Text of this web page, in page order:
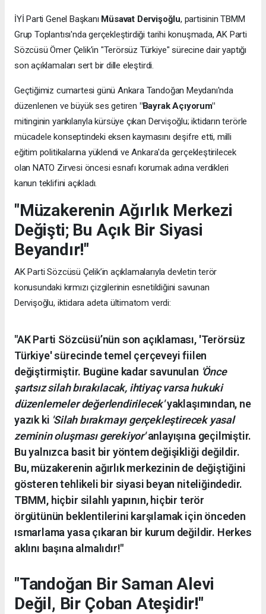
İYİ Parti Genel Başkanı Müsavat Dervişoğlu, partisinin TBMM
Grup Toplantısı'nda gerçekleştirdiği tarihi konuşmada, AK Parti
Sözcüsü Ömer Çelik'in "Terörsüz Türkiye" sürecine dair yaptığı
son açıklamaları sert bir dille eleştirdi.
Geçtiğimiz cumartesi günü Ankara Tandoğan Meydanı'nda
düzenlenen ve büyük ses getiren "Bayrak Açıyorum"
mitinginin yankılarıyla kürsüye çıkan Dervişoğlu; iktidarın terörle
mücadele konseptindeki eksen kaymasını deşifre etti, milli
eğitim politikalarına yüklendi ve Ankara'da gerçekleştirilecek
olan NATO Zirvesi öncesi esnafı korumak adına verdikleri
kanun teklifini açıkladı.
"Müzakerenin Ağırlık Merkezi
Değişti; Bu Açık Bir Siyasi
Beyandır!"
AK Parti Sözcüsü Çelik’in açıklamalarıyla devletin terör
konusundaki kırmızı çizgilerinin esnetildiğini savunan
Dervişoğlu, iktidara adeta ültimatom verdi:
"AK Parti Sözcüsü’nün son açıklaması, 'Terörsüz
Türkiye' sürecinde temel çerçeveyi fiilen
değiştirmiştir. Bugüne kadar savunulan 'Önce
şartsız silah bırakılacak, ihtiyaç varsa hukuki
düzenlemeler değerlendirilecek'yaklaşımından, ne
yazık ki 'Silah bırakmayı gerçekleştirecek yasal
zeminin oluşması gerekiyor'anlayışına geçilmiştir.
Bu yalnızca basit bir yöntem değişikliği değildir.
Bu, müzakerenin ağırlık merkezinin de değiştiğini
gösteren tehlikeli bir siyasi beyan niteliğindedir.
TBMM, hiçbir silahlı yapının, hiçbir terör
örgütünün beklentilerini karşılamak için önceden
ısmarlama yasa çıkaran bir kurum değildir. Herkes
aklını başına almalıdır!"
"Tandoğan Bir Saman Alevi
Değil, Bir Çoban Ateşidir!"